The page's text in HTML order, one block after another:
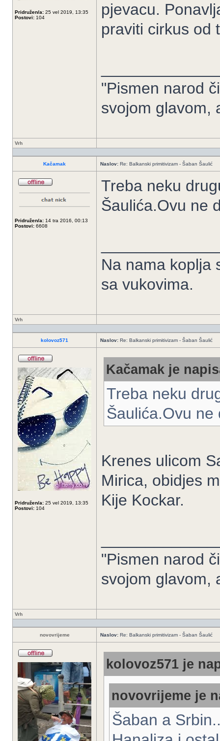
Pridružen/a: 25 vel 2019, 13:35
Postovi: 104
pjevacu.
praviti cirkus od
"Pismen narod
svojom glavom,
Vrh
Kačamak Naslov: Re: Balkanski primitivizam - Šaban Šaulić
Pridružen/a: 14 tra 2016, 00:13
Postovi: 6608
Treba neku
Šaulića.Ovu ne
Na nama koplja
sa vukovima.
Vrh
kolovoz571 Naslov: Re: Balkanski primitivizam - Šaban Šaulić
Pridružen/a: 25 vel 2019, 13:35
Postovi: 104
Kačamak je
Treba neku
Šaulića.Ovu ne
Krenes ulicom
Mirica, obidjes
Kije Kockar.
"Pismen narod
svojom glavom,
Vrh
novovrijeme Naslov: Re: Balkanski primitivizam - Šaban Šaulić
kolovoz571 je
novovrijeme je
Šaban a